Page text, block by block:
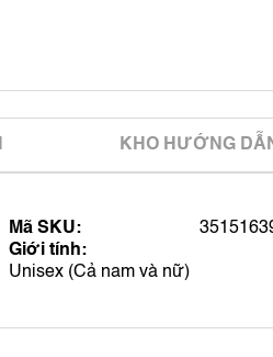
KHO HƯỚNG
Mã SKU:
Giới tính:
Unisex (Cả nam và nữ)